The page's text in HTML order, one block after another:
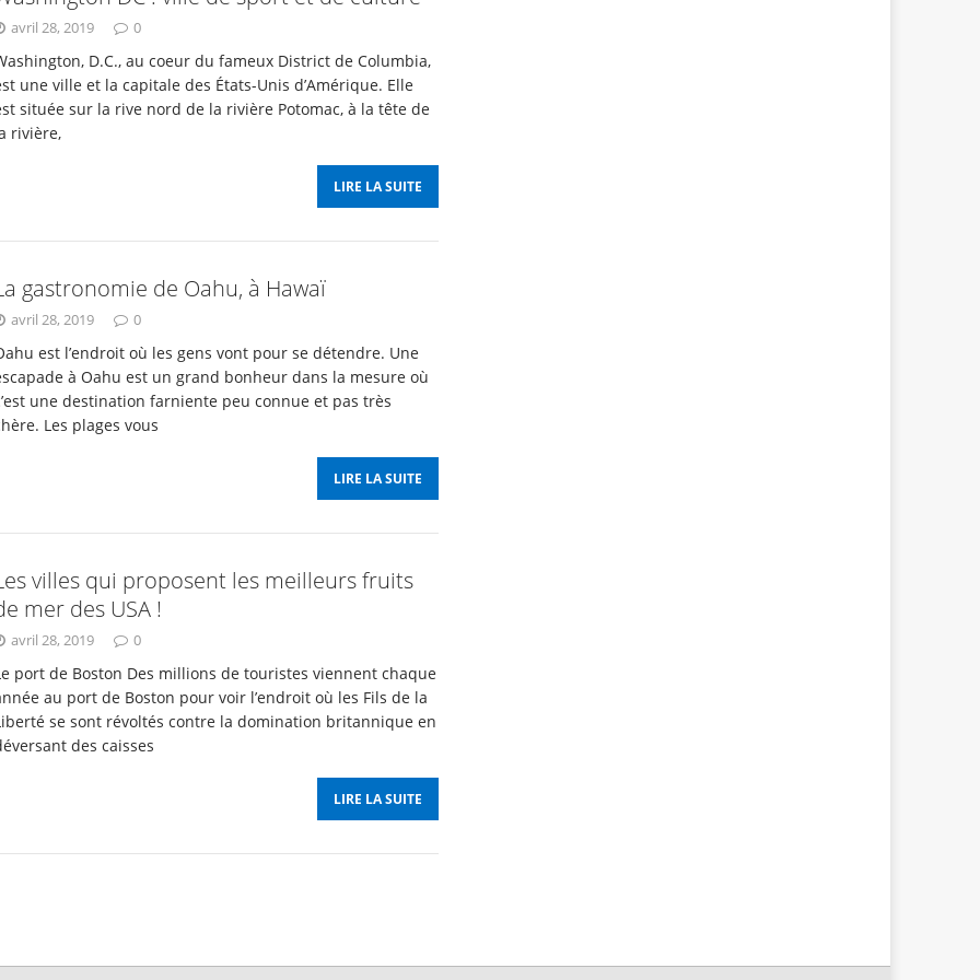
avril 28, 2019 0
D.C., au coeur du fameux District de Columbia,
une ville et la capitale des États-Unis d’Amérique. Elle
située sur la rive nord de la rivière Potomac, à la tête de
rivière,
LIRE LA SUITE
gastronomie de Oahu, à Hawaï
avril 28, 2019 0
est l’endroit où les gens vont pour se détendre. Une
à Oahu est un grand bonheur dans la mesure où
une destination farniente peu connue et pas très
Les plages vous
LIRE LA SUITE
villes qui proposent les meilleurs fruits
mer des USA !
avril 28, 2019 0
port de Boston Des millions de touristes viennent chaque
au port de Boston pour voir l’endroit où les Fils de la
se sont révoltés contre la domination britannique en
des caisses
LIRE LA SUITE